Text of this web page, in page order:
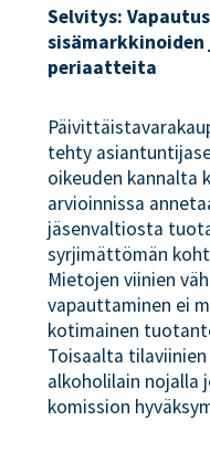
Selvitys:
periaatteita
tehty
oikeuden kannalta
arvioinnissa
jäsenvaltiosta
syrjimättömän
Mietojen viinien
vapauttaminen ei
kotimainen
Toisaalta
alkoholilain nojalla
komission